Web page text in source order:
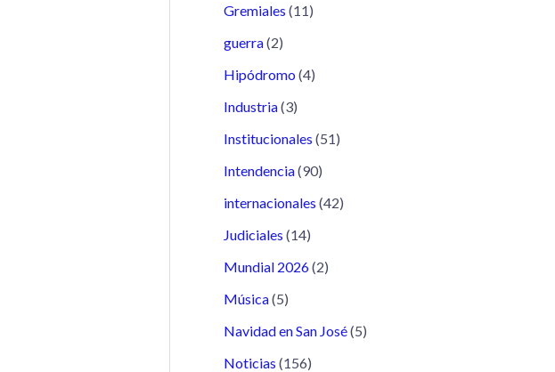
Gremiales (11)
guerra(2)
Hipódromo (4)
Industria(3)
Institucionales (51)
Intendencia(90)
internacionales (42)
Judiciales (14)
Mundial 2026(2)
Música(5)
Navidad en San José(5)
Noticias (156)